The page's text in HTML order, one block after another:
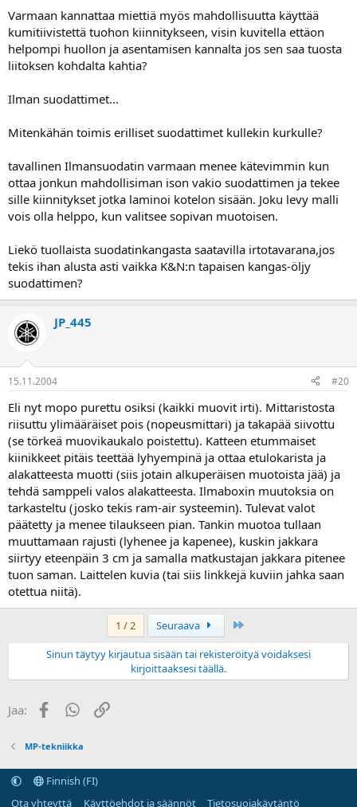
Varmaan kannattaa miettiä myös mahdollisuutta käyttää
kumitiivistettä tuohon kiinnitykseen, visin kuvitella ettäon
helpompi huollon ja asentamisen kannalta jos sen saa tuosta
liitoksen kohdalta kahtia?
Ilman suodattimet...
Mitenkähän toimis erilliset suodattimet kullekin kurkulle?
tavallinen Ilmansuodatin varmaan menee kätevimmin kun
ottaa jonkun mahdollisiman ison vakio suodattimen ja tekee
sille kiinnitykset jotka laminoi kotelon sisään. Joku levy malli
vois olla helppo, kun valitsee sopivan muotoisen.
Liekö tuollaista suodatinkangasta saatavilla irtotavarana,jos
tekis ihan alusta asti vaikka K&N:n tapaisen kangas-öljy
suodattimen?
JP_445
15.11.2004 #20
Eli nyt mopo purettu osiksi (kaikki muovit irti). Mittaristosta
riisuttu ylimääräiset pois (nopeusmittari) ja takapää siivottu
(se törkeä muovikaukalo poistettu). Katteen etummaiset
kiinikkeet pitäis teettää lyhyempinä ja ottaa etulokarista ja
alakatteesta muotti (siis jotain alkuperäisen muotoista jää) ja
tehdä samppeli valos alakatteesta. Ilmaboxin muutoksia on
tarkasteltu (josko tekis ram-air systeemin). Tulevat valot
päätetty ja menee tilaukseen pian. Tankin muotoa tullaan
muuttamaan rajusti (lyhenee ja kapenee), kuskin jakkara
siirtyy eteenpäin 3 cm ja samalla matkustajan jakkara pitenee
tuon saman. Laittelen kuvia (tai siis linkkejä kuviin jahka saan
otettua niitä).
1 / 2 Seuraava
Sinun täytyy kirjautua sisään tai rekisteröityä voidaksesi
kirjoittaaksesi täällä.
Jaa: FacebookWhatsApp
Linkki
MP-tekniikka
Finnish (FI)
Ota yhteyttä
Käyttöehdot ja säännöt Tietosuojakäytäntö